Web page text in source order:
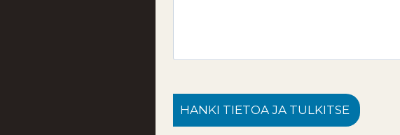
HANKI TIETOA JA TULKITSE